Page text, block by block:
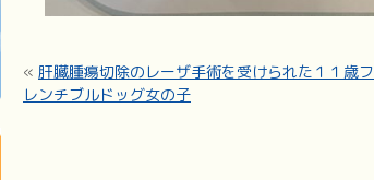
« 肝臓腫瘍切除のレーザ手術を受けられた１１歳フ
レンチブルドッグ女の子